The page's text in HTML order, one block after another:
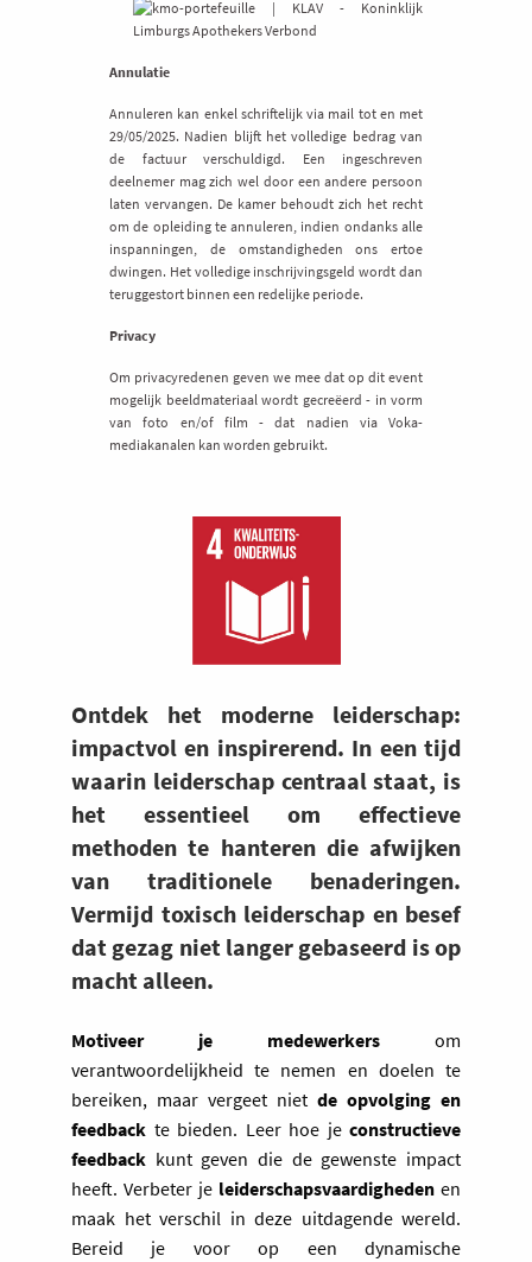
Ontdek het moderne leiderschap:
impactvol en inspirerend. In een tijd
waarin leiderschap centraal staat, is
het essentieel om effectieve
methoden te hanteren die afwijken
van traditionele benaderingen.
Vermijd toxisch leiderschap en besef
dat gezag niet langer gebaseerd is op
macht alleen.
Motiveer je medewerkers om
verantwoordelijkheid te nemen en doelen te
bereiken, maar vergeet niet de opvolging en
feedback te bieden. Leer hoe je constructieve
feedback kunt geven die de gewenste impact
heeft. Verbeter je leiderschapsvaardigheden en
maak het verschil in deze uitdagende wereld.
Bereid je voor op een dynamische
Annulatie
Annuleren kan enkel schriftelijk via mail tot en met
29/05/2025. Nadien blijft het volledige bedrag van
de factuur verschuldigd. Een ingeschreven
deelnemer mag zich wel door een andere persoon
laten vervangen. De kamer behoudt zich het recht
om de opleiding te annuleren, indien ondanks alle
inspanningen, de omstandigheden ons ertoe
dwingen. Het volledige inschrijvingsgeld wordt dan
teruggestort binnen een redelijke periode.
Privacy
Om privacyredenen geven we mee dat op dit event
mogelijk beeldmateriaal wordt gecreëerd - in vorm
van foto en/of film - dat nadien via Voka-
mediakanalen kan worden gebruikt.